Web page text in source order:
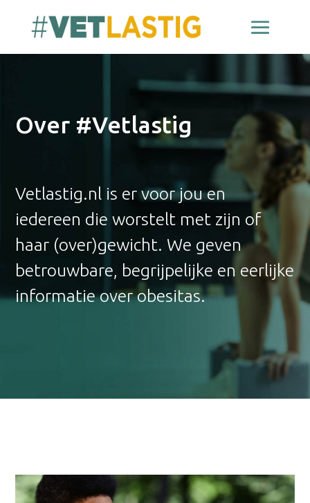
Over #Vetlastig
Vetlastig.nl is er voor jou en
iedereen die worstelt met zijn of
haar (over)gewicht. We geven
betrouwbare, begrijpelijke en eerlijke
informatie over obesitas.